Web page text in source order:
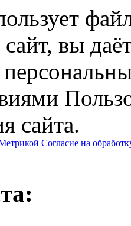
сайт, вы
сайта.
Согласие на